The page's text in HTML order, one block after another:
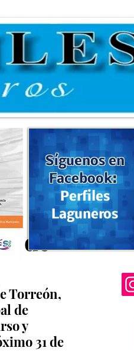
de
Torreón,
de
y
31 de
Síguenos en
Facebook:
Perfiles
Laguneros